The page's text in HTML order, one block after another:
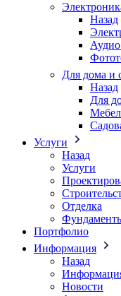
Назад
Для дома и
Назад
Для
Услуги
Назад
Услуги
Отделка
Портфолио
Информация
Назад
Новости